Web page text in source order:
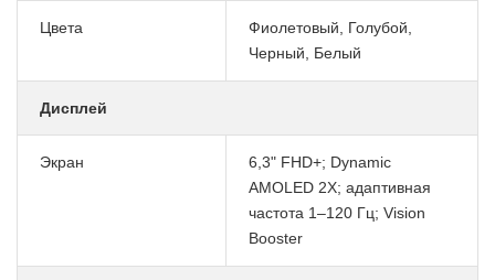
Цвета
Фиолетовый, Голубой,
Черный, Белый
Дисплей
Экран
6,3" FHD+; Dynamic
AMOLED 2X; адаптивная
частота 1–120 Гц; Vision
Booster